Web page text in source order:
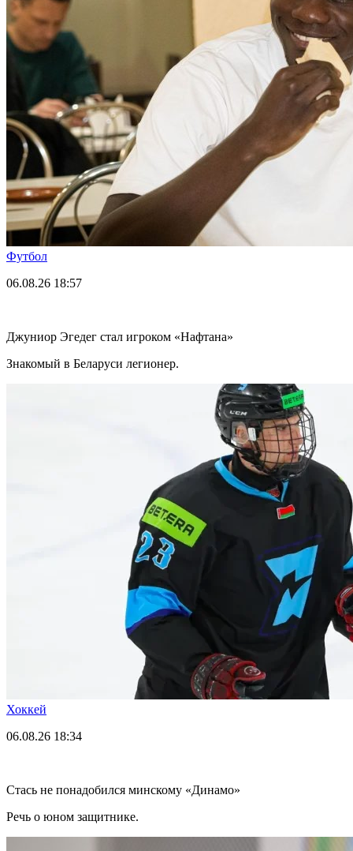
Футбол
06.08.26 18:57
Джуниор Эгедег стал игроком «Нафтана»
Знакомый в Беларуси легионер.
Хоккей
06.08.26 18:34
Стась не понадобился минскому «Динамо»
Речь о юном защитнике.